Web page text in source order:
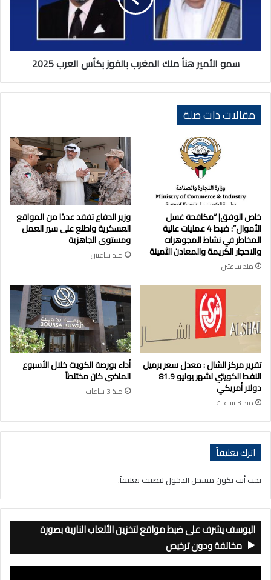
2025
سمو الأمير هنأ ملك المغرب بالفوز بكأس العرب 2025
مقالات ذات صلة
خاص الوفق| “مكافحة غسل
الأموال”: ضبط 4 عمليات عالية
المخاطر في نشاط المجوهرات
والاحجار الكريمة والمعادن الثمينة
منذ ساعتين
وزير الدفاع تفقد عددًا من المواقع
العسكرية واطلع على سير العمل
ومستوى الجاهزية
منذ ساعتين
تقرير مركز الشال : معدل سعر برميل
النفط الكويتي لشهر يوليو 81.9
دولار أمريكي
منذ 3 ساعات
أداء بورصة الكويت خلال الأسبوع
الماضي كان مختلطاً
منذ 3 ساعات
اترك تعليقاً
يجب أنت تكون مسجل الدخول لتضيف تعليقاً.
اليوسف يشرف على ضبط مواقع لتخزين الألعاب النارية بصورة
مخالفة ودون ترخيص